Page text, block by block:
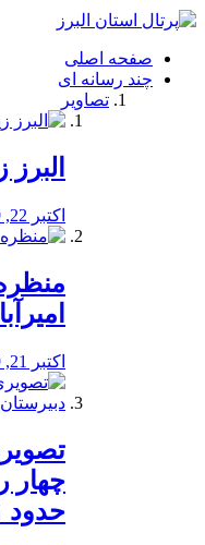
فصد
شرق
تهران
خشکشویی
صفحه اصلی
چند رسانه ای
تصاویر
البرز
اکتبر 22, 2019
اکتبر 21, 2019
چهار
حدود ۱۳۱۱ه ش